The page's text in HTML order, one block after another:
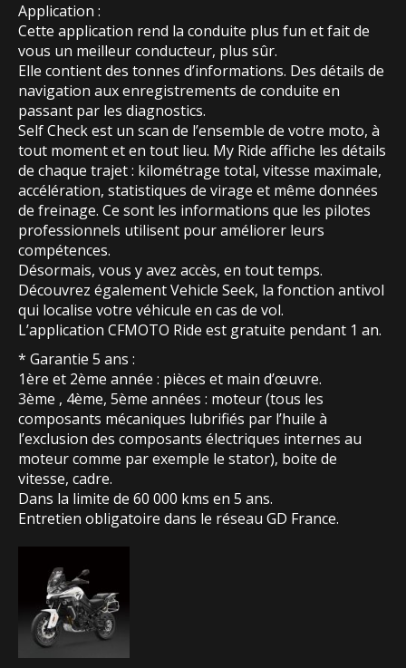
Application :
Cette application rend la conduite plus fun et fait de
vous un meilleur conducteur, plus sûr.
Elle contient des tonnes d’informations. Des détails de
navigation aux enregistrements de conduite en
passant par les diagnostics.
Self Check est un scan de l’ensemble de votre moto, à
tout moment et en tout lieu. My Ride affiche les détails
de chaque trajet : kilométrage total, vitesse maximale,
accélération, statistiques de virage et même données
de freinage. Ce sont les informations que les pilotes
professionnels utilisent pour améliorer leurs
compétences.
Désormais, vous y avez accès, en tout temps.
Découvrez également Vehicle Seek, la fonction antivol
qui localise votre véhicule en cas de vol.
L’application CFMOTO Ride est gratuite pendant 1 an.
* Garantie 5 ans :
1ère et 2ème année : pièces et main d’œuvre.
3ème , 4ème, 5ème années : moteur (tous les
composants mécaniques lubrifiés par l’huile à
l’exclusion des composants électriques internes au
moteur comme par exemple le stator), boite de
vitesse, cadre.
Dans la limite de 60 000 kms en 5 ans.
Entretien obligatoire dans le réseau GD France.